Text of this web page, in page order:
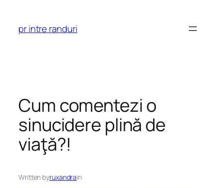
content
pr intre randuri
Cum comentezi o
sinucidere plină de
viaţă?!
Written byruxandrain